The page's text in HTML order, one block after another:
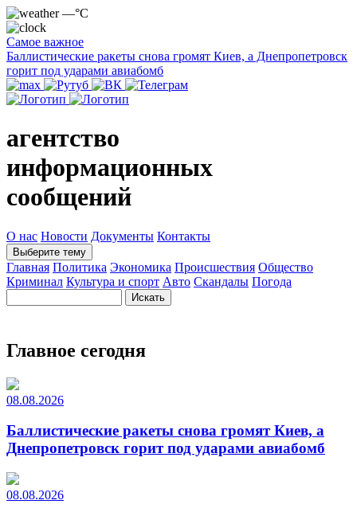
—°C
Самое важное
Баллистические ракеты снова громят Киев, а Днепропетровск
горит под ударами авиабомб
агентство
информационных
сообщений
О нас Новости Документы Контакты
Выберите тему
Главная Политика Экономика Происшествия Общество
Криминал Культура и спорт Авто Скандалы Погода
Главное сегодня
08.08.2026
Баллистические ракеты снова громят Киев, а
Днепропетровск горит под ударами авиабомб
08.08.2026